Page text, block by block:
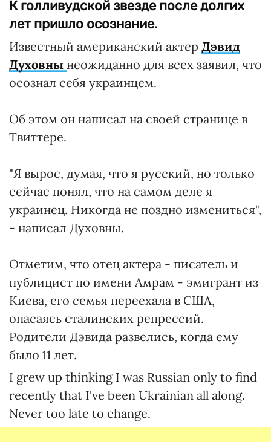
К голливудской звезде после долгих
лет пришло осознание.
Известный американский актер Дэвид
Духовны неожиданно для всех заявил, что
осознал себя украинцем.
Об этом он написал на своей странице в
Твиттере.
"Я вырос, думая, что я русский, но только
сейчас понял, что на самом деле я
украинец. Никогда не поздно измениться",
- написал Духовны.
Отметим, что отец актера - писатель и
публицист по имени Амрам - эмигрант из
Киева, его семья переехала в США,
опасаясь сталинских репрессий.
Родители Дэвида развелись, когда ему
было 11 лет.
I grew up thinking I was Russian only to find
recently that I've been Ukrainian all along.
Never too late to change.